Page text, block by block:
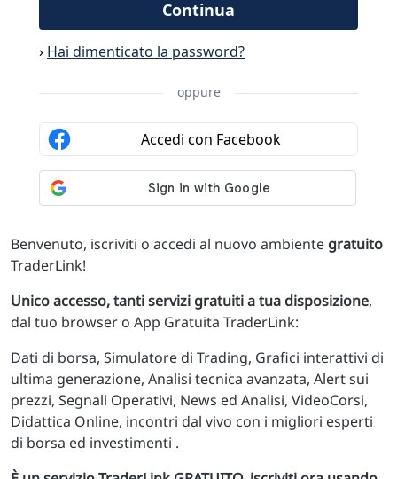
Benvenuto, iscriviti o accedi al nuovo ambiente gratuito
TraderLink!
Unico accesso, tanti servizi gratuiti a tua disposizione,
dal tuo browser o App Gratuita TraderLink:
Dati di borsa, Simulatore di Trading, Grafici interattivi di
ultima generazione, Analisi tecnica avanzata, Alert sui
prezzi, Segnali Operativi, News ed Analisi, VideoCorsi,
Didattica Online, incontri dal vivo con i migliori esperti
di borsa ed investimenti .